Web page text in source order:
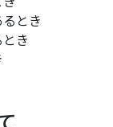
とき
き